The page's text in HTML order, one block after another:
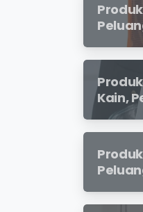
Kain,
yang